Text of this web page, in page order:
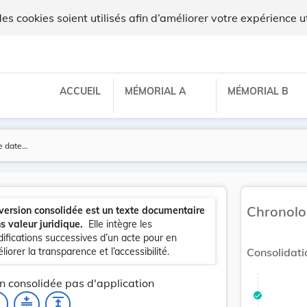
cookies soient utilisés afin d’améliorer votre expérience
ACCUEIL MÉMORIAL A MÉMORIAL B
consolidée est un texte documentaire
valeur juridique. Elle intègre les
successives d’un acte pour en
la transparence et l’accessibilité.
consolidée pas d'application